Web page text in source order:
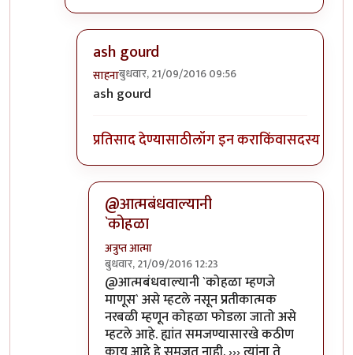
ash gourd
साहनाबुधवार, 21/09/2016 09:56
In reply to
ash gourd
प्रतिसाद देण्यासाठीलॉग इन कराकिंवासदस्य व्हा
@आत्मबंधवाल्यानी
`कोहळा
अत्रुप्त आत्मा
बुधवार, 21/09/2016 12:23
In reply toआत्मबंधवाल्यानी `कोहळा म्हणजे
@आत्मबंधवाल्यानी `कोहळा म्हणजे
माणूस` असे म्हटले नसून प्रतीकात्मक
नरबळी म्हणून कोहळा फोडला जातो असे
म्हटले आहे. ह्यांत समजण्यासारखे कठीण